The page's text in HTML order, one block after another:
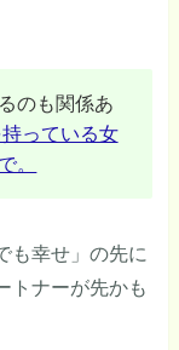
のも関係あ
っている女
。
も幸せ」の先に
トナーが先かも